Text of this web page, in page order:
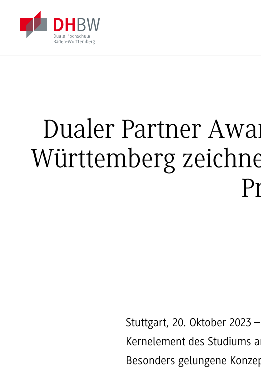
Dualer Partner
Württemberg
Stuttgart, 20. Oktober 2023
Kernelement des Studiums
Besonders gelungene